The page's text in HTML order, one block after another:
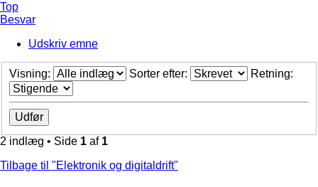
Top
Besvar
Udskriv emne
Visning: Sorter efter: Retning:
2 indlæg • Side 1 af 1
Tilbage til "Elektronik og digitaldrift"